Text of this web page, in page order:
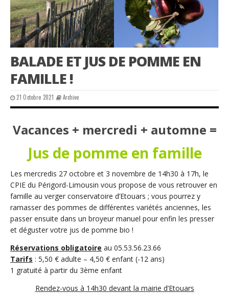
BALADE ET JUS DE POMME EN
FAMILLE !
21 Octobre 2021 Archive
Vacances + mercredi + automne =
Jus de pomme en famille
Les mercredis 27 octobre et 3 novembre de 14h30 à 17h, le
CPIE du Périgord-Limousin vous propose de vous retrouver en
famille au verger conservatoire d’Etouars ; vous pourrez y
ramasser des pommes de différentes variétés anciennes, les
passer ensuite dans un broyeur manuel pour enfin les presser
et déguster votre jus de pomme bio !
Réservations obligatoire au 05.53.56.23.66
Tarifs : 5,50 € adulte – 4,50 € enfant (-12 ans)
1 gratuité à partir du 3ème enfant
Rendez-vous à 14h30 devant la mairie d’Etouars